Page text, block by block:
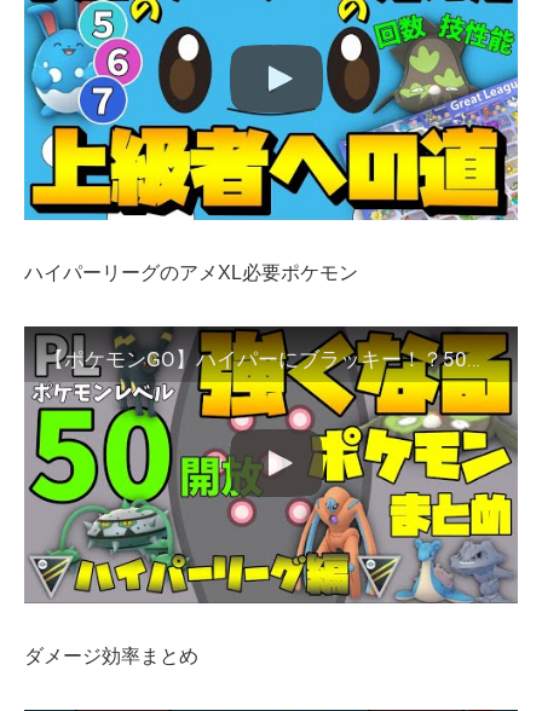
ハイパーリーグのアメXL必要ポケモン
【ポケモンGO】ハイパーにブラッキー！？50レベル解放後の理想個体値まとめ。環境考察も
ダメージ効率まとめ